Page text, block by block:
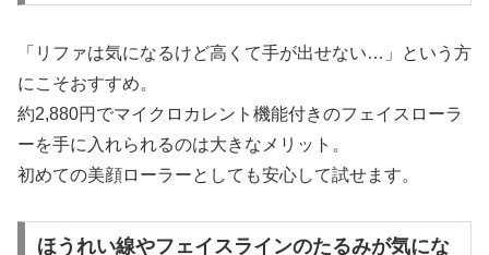
「リファは気になるけど高くて手が出せない…」という方
にこそおすすめ。
約2,880円でマイクロカレント機能付きのフェイスローラ
ーを手に入れられるのは大きなメリット。
初めての美顔ローラーとしても安心して試せます。
ほうれい線やフェイスラインのたるみが気にな